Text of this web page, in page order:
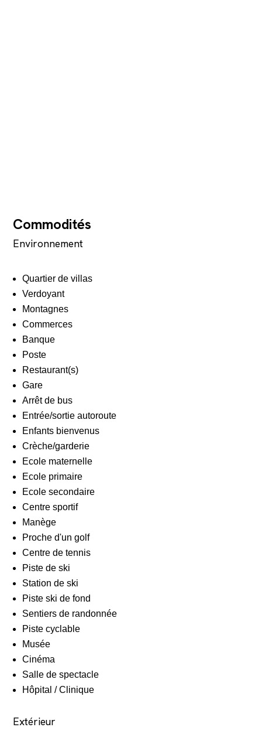
Commodités
Environnement
Quartier de villas
Verdoyant
Montagnes
Commerces
Banque
Poste
Restaurant(s)
Gare
Arrêt de bus
Entrée/sortie autoroute
Enfants bienvenus
Crèche/garderie
Ecole maternelle
Ecole primaire
Ecole secondaire
Centre sportif
Manège
Proche d'un golf
Centre de tennis
Piste de ski
Station de ski
Piste ski de fond
Sentiers de randonnée
Piste cyclable
Musée
Cinéma
Salle de spectacle
Hôpital / Clinique
Extérieur